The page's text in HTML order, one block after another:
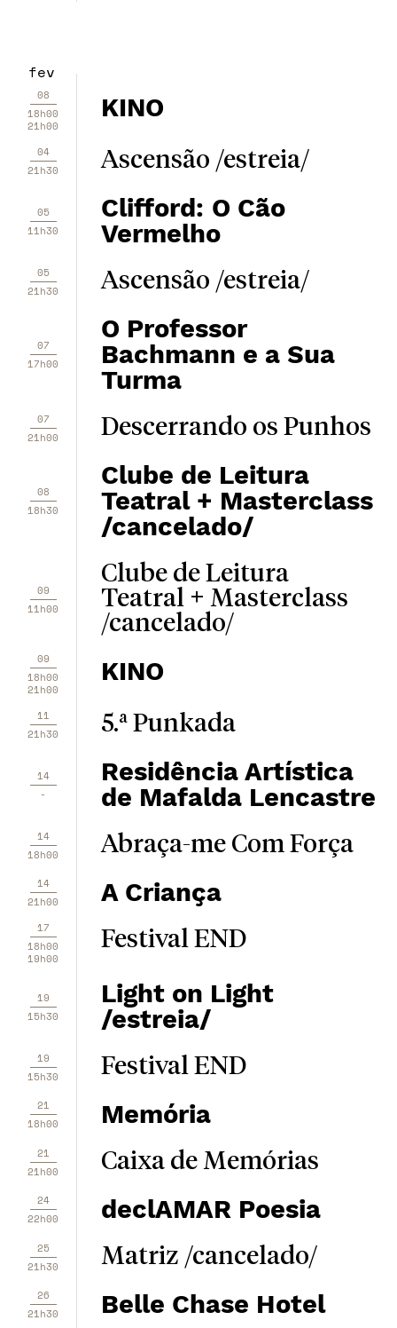
fev
08
18h00
21h00
KINO
04
21h30
Ascensão /estreia/
05
11h30
Clifford: O Cão
Vermelho
05
21h30
Ascensão /estreia/
07
17h00
O Professor
Bachmann e a Sua
Turma
07
21h00
Descerrando os Punhos
08
18h30
Clube de Leitura
Teatral + Masterclass
/cancelado/
09
11h00
Clube de Leitura
Teatral + Masterclass
/cancelado/
09
18h00
21h00
KINO
11
21h30
5.ª Punkada
14
-
Residência Artística
de Mafalda Lencastre
14
18h00
Abraça-me Com Força
14
21h00
A Criança
17
18h00
19h00
Festival END
19
15h30
Light on Light
/estreia/
19
15h30
Festival END
21
18h00
Memória
21
21h00
Caixa de Memórias
24
22h00
declAMAR Poesia
25
21h30
Matriz /cancelado/
26
21h30
Belle Chase Hotel